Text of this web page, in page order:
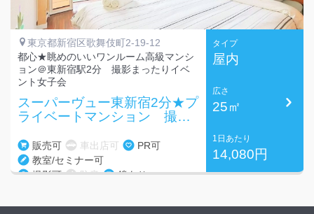
東京都新宿区歌舞伎町2-19-12
都心★眺めのいいワンルーム高級マンシ
ョン＠東新宿駅2分 撮影まったりイベ
ント女子会
スーパーヴュー東新宿2分★プ
ライベートマンション 撮影
販売可 車出店可
PR可
教室/セミナー可
撮影可
防音 鏡あり
タイプ
屋内
広さ
25㎡
1日あたり
14,080円